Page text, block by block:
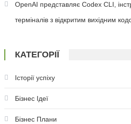
OpenAI представляє Codex CLI,
терміналів з відкритим вихідним
КАТЕГОРІЇ
Історії успіху
Бізнес Ідеї
Бізнес Плани